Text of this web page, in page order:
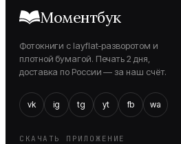
Моментбук
Фотокниги с layflat-разворотом и
плотной бумагой. Печать 2 дня,
доставка по России — за наш счёт.
vk ig tg yt fb wa
СКАЧАТЬ ПРИЛОЖЕНИЕ